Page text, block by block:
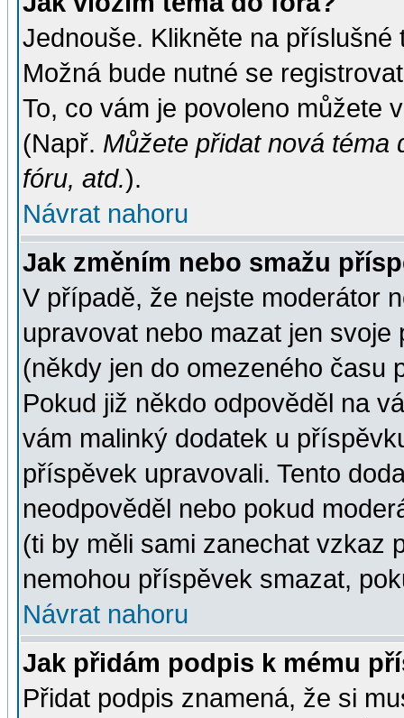
Jednouše. Klikněte na
Možná bude nutné se
To, co vám je povoleno můžete
(Např. Můžete přidat nová téma
fóru, atd.).
Návrat nahoru
Jak změním nebo smažu
V případě, že nejste moderátor
upravovat nebo mazat jen
(někdy jen do omezeného
Pokud již někdo odpověděl na
vám malinký dodatek u
příspěvek upravovali. Tento
neodpověděl nebo pokud
(ti by měli sami zanechat vzkaz
nemohou příspěvek smazat,
Návrat nahoru
Jak přidám podpis k mému
Přidat podpis znamená, že si